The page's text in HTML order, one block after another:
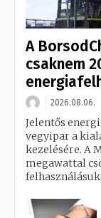
A
csaknem
2026.08.06.
Jelentős
vegyipar a
kezelésére. A
megawattal